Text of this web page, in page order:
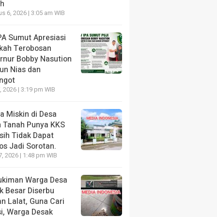
Minyak Konden di
lalu
6, 2026 | 3:05 am WIB
Sumut Apresiasi
Terobosan
Bobby Nasution
Nias dan
2026 | 3:19 pm WIB
Miskin di Desa
Tanah Punya KKS
Tidak Dapat
Jadi Sorotan.
2026 | 1:48 pm WIB
Warga Desa
Besar Diserbu
Lalat, Guna Cari
Warga Desak